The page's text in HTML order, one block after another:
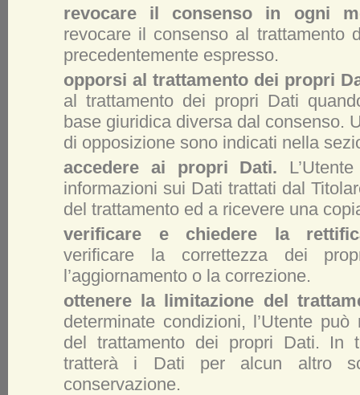
revocare il consenso in ogni
revocare il consenso al trattamento
precedentemente espresso.
opporsi al trattamento dei propri
al trattamento dei propri Dati
base giuridica diversa dal consenso.
di opposizione sono indicati nella
accedere ai propri Dati.
informazioni sui Dati trattati dal
del trattamento ed a ricevere una
verificare e chiedere la
verificare la correttezza dei
l’aggiornamento o la correzione.
ottenere la limitazione del
determinate condizioni, l’Utente
del trattamento dei propri Dati. In
tratterà i Dati per alcun altro
conservazione.